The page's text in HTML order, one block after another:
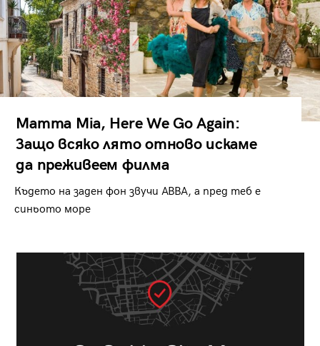
Mamma Mia, Here We Go Again:
Защо всяко лято отново искаме
да преживеем филма
Където на заден фон звучи ABBA, а пред теб е
синьото море